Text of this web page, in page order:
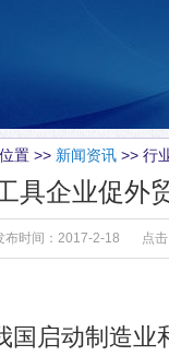
置 >> 新闻资讯 >> 行
具企业促外
布时间：2017-2-18 点
动制造业和